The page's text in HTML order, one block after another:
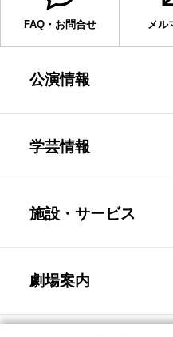
FAQ・お問合せ メル
公演情報
学芸情報
施設・サービス
劇場案内